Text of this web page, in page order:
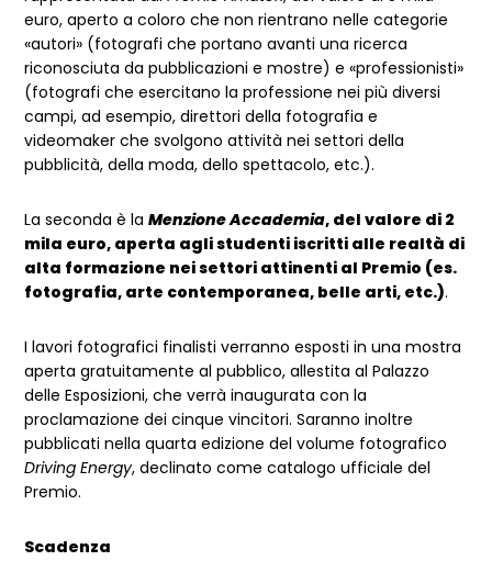
euro, aperto a coloro che non rientrano nelle categorie
«autori» (fotografi che portano avanti una ricerca
riconosciuta da pubblicazioni e mostre) e «professionisti»
(fotografi che esercitano la professione nei più diversi
campi, ad esempio, direttori della fotografia e
videomaker che svolgono attività nei settori della
pubblicità, della moda, dello spettacolo, etc.).
La seconda è laMenzione Accademia, del valore di 2
mila euro, aperta agli studenti iscritti alle realtà di
alta formazione nei settori attinenti al Premio (es.
fotografia, arte contemporanea, belle arti, etc.).
I lavori fotografici finalisti verranno esposti in una mostra
aperta gratuitamente al pubblico, allestita al Palazzo
delle Esposizioni, che verrà inaugurata con la
proclamazione dei cinque vincitori. Saranno inoltre
pubblicati nella quarta edizione del volume fotografico
Driving Energy, declinato come catalogo ufficiale del
Premio.
Scadenza